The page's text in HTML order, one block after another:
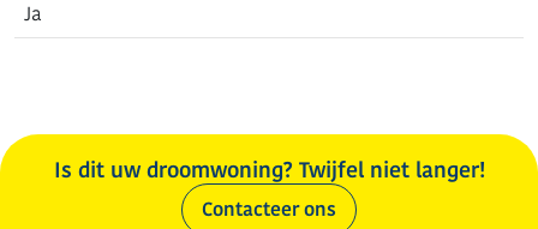
Ja
Is dit uw droomwoning? Twijfel niet langer!
Contacteer ons